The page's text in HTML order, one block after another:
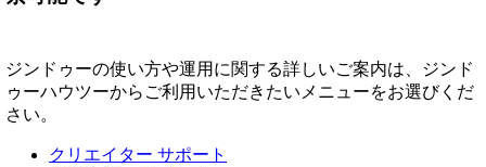
ジンドゥーの使い方や運用に関する詳しいご案内は、ジンド
ゥーハウツーからご利用いただきたいメニューをお選びくだ
さい。
クリエイター サポート